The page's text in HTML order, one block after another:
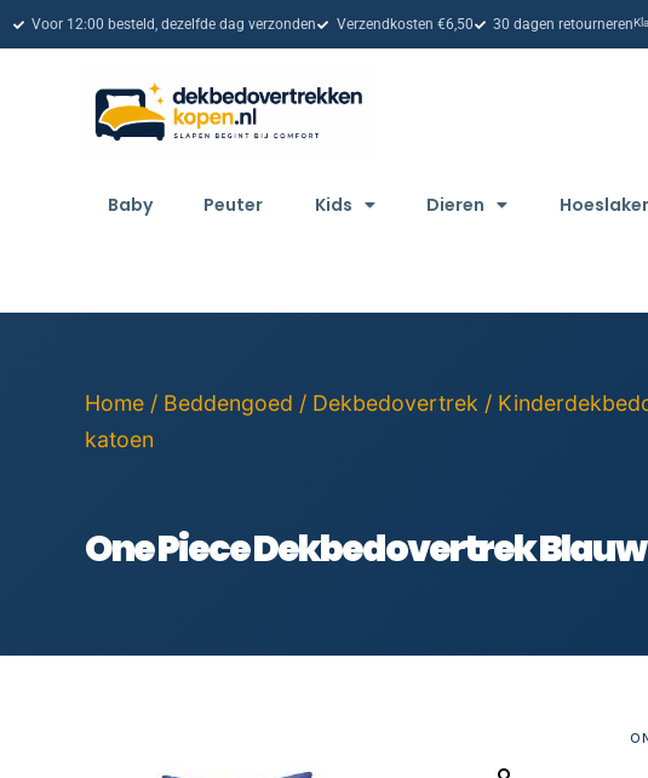
Voor 12:00 besteld, dezelfde dag verzonden Verzendkosten €6,50 30 dagen retourneren
Baby Peuter Kids Dieren
Home / Beddengoed / Dekbedovertrek /
katoen
One Piece Dekbedovertrek